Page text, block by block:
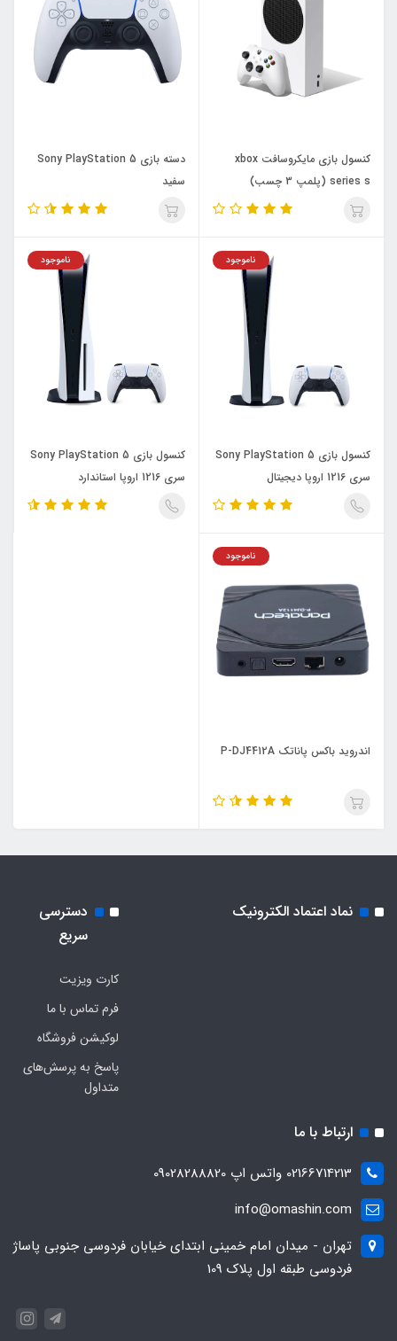
کنسول بازی مایکروسافت xbox
series s (پلمپ 3 چسب)
دسته بازی Sony PlayStation 5
سفید
ناموجود
کنسول بازی Sony PlayStation 5
سری 1216 اروپا دیجیتال
ناموجود
کنسول بازی Sony PlayStation 5
سری 1216 اروپا استاندارد
ناموجود
اندروید باکس پاناتک P-DJ4412A
نماد اعتماد الکترونیک
دسترسی
سریع
کارت ویزیت
فرم تماس با ما
لوکیشن فروشگاه
پاسخ به پرسش‌های
متداول
ارتباط با ما
02166714213 واتس اپ 09028288820
info@omashin.com
تهران - میدان امام خمینی ابتدای خیابان فردوسی جنوبی پاساژ
فردوسی طبقه اول پلاک 109